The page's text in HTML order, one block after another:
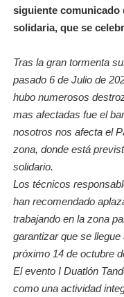
siguiente comunicado
solidaria, que se
Tras la gran tormenta
pasado 6 de Julio de
hubo numerosos
mas afectadas fue el
nosotros nos afecta el
zona, donde está
solidario.
Los técnicos
han recomendado
trabajando en la zona
garantizar que se
próximo 14 de octubre
El evento I Duatlón
como una actividad